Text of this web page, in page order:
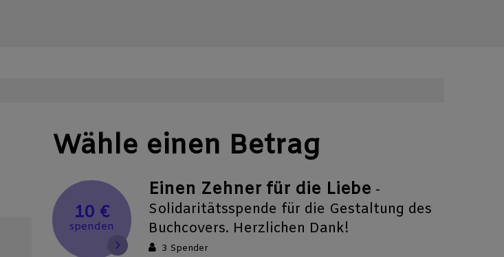
Wähle einen Betrag
10 €
spenden
Einen Zehner für die Liebe -
Solidaritätsspende für die Gestaltung des
Buchcovers. Herzlichen Dank!
3 Spender